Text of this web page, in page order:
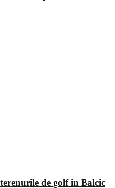
de golf in Balcic